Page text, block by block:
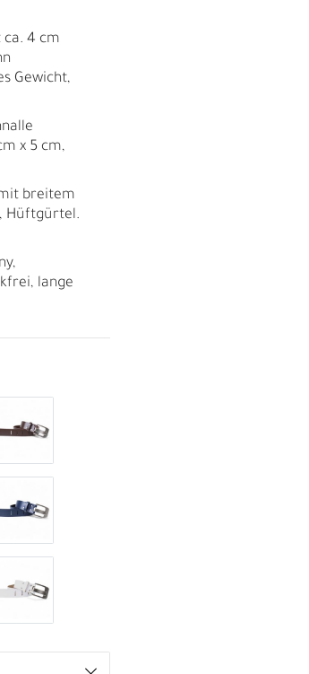
4 cm
Gewicht,
x 5 cm,
breitem
Hüftgürtel.
lange